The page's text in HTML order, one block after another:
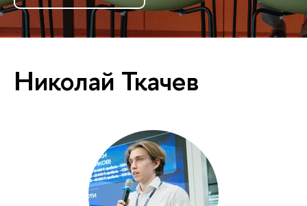
Николай Ткачев